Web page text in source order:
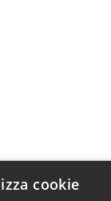
cookie